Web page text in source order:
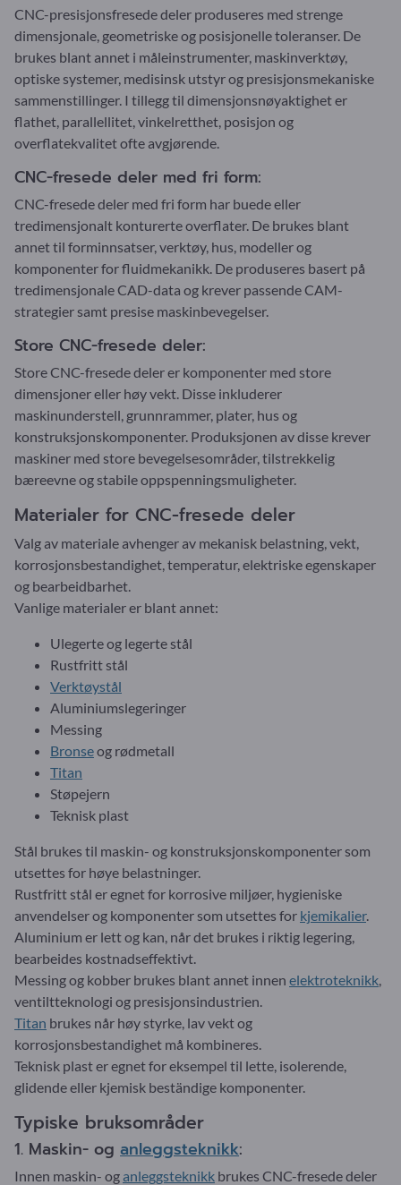
CNC-presisjonsfresede deler produseres med strenge
dimensjonale, geometriske og posisjonelle toleranser. De
brukes blant annet i måleinstrumenter, maskinverktøy,
optiske systemer, medisinsk utstyr og presisjonsmekaniske
sammenstillinger. I tillegg til dimensjonsnøyaktighet er
flathet, parallellitet, vinkelretthet, posisjon og
overflatekvalitet ofte avgjørende.
CNC-fresede deler med fri form:
CNC-fresede deler med fri form har buede eller
tredimensjonalt konturerte overflater. De brukes blant
annet til forminnsatser, verktøy, hus, modeller og
komponenter for fluidmekanikk. De produseres basert på
tredimensjonale CAD-data og krever passende CAM-
strategier samt presise maskinbevegelser.
Store CNC-fresede deler:
Store CNC-fresede deler er komponenter med store
dimensjoner eller høy vekt. Disse inkluderer
maskinunderstell, grunnrammer, plater, hus og
konstruksjonskomponenter. Produksjonen av disse krever
maskiner med store bevegelsesområder, tilstrekkelig
bæreevne og stabile oppspenningsmuligheter.
Materialer for CNC-fresede deler
Valg av materiale avhenger av mekanisk belastning, vekt,
korrosjonsbestandighet, temperatur, elektriske egenskaper
og bearbeidbarhet.
Vanlige materialer er blant annet:
Ulegerte og legerte stål
Rustfritt stål
Verktøystål
Aluminiumslegeringer
Messing
Bronseog rødmetall
Titan
Støpejern
Teknisk plast
Stål brukes til maskin- og konstruksjonskomponenter som
utsettes for høye belastninger.
Rustfritt stål er egnet for korrosive miljøer, hygieniske
anvendelser og komponenter som utsettes for kjemikalier.
Aluminium er lett og kan, når det brukes i riktig legering,
bearbeides kostnadseffektivt.
Messing og kobber brukes blant annet innen elektroteknikk,
ventiltteknologi og presisjonsindustrien.
Titan brukes når høy styrke, lav vekt og
korrosjonsbestandighet må kombineres.
Teknisk plast er egnet for eksempel til lette, isolerende,
glidende eller kjemisk beständige komponenter.
Typiske bruksområder
1. Maskin- og anleggsteknikk:
Innen maskin- oganleggsteknikk brukes CNC-fresede deler